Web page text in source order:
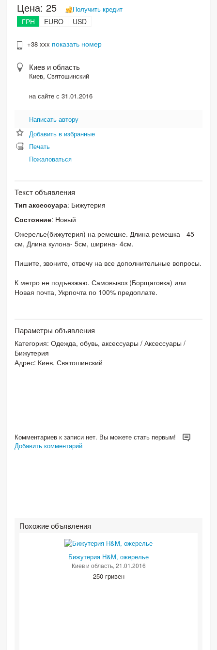
Цена: 25 Получить кредит
ГРН EURO USD
+38 xxx показать номер
Киев и область
Киев, Святошинский
на сайте с 31.01.2016
Написать автору
Добавить в избранные
Печать
Пожаловаться
Текст объявления
Тип аксессуара: Бижутерия
Состояние: Новый
Ожерелье(бижутерия) на ремешке. Длина ремешка - 45
см, Длина кулона- 5см, ширина- 4см.
Пишите, звоните, отвечу на все дополнительные вопросы.
К метро не подъезжаю. Самовывоз (Борщаговка) или
Новая почта, Укрпочта по 100% предоплате.
Параметры объявления
Категория: Одежда, обувь, аксессуары / Аксессуары /
Бижутерия
Адрес: Киев, Святошинский
Комментариев к записи нет. Вы можете стать первым!
Добавить комментарий
Похожие объявления
Бижутерия H&M, ожерелье
Киев и область, 21.01.2016
250 гривен